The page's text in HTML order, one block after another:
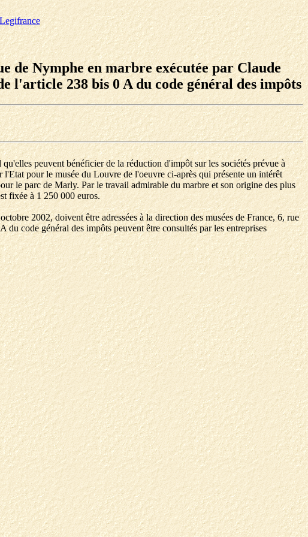
Nymphe en marbre exécutée par Claude
238 bis 0 A du code général des impôts
peuvent bénéficier de la réduction d'impôt sur les sociétés prévue à
pour le musée du Louvre de l'oeuvre ci-après qui présente un intérêt
le parc de Marly. Par le travail admirable du marbre et son origine des plus
fixée à 1 250 000 euros.
2002, doivent être adressées à la direction des musées de France, 6, rue
code général des impôts peuvent être consultés par les entreprises